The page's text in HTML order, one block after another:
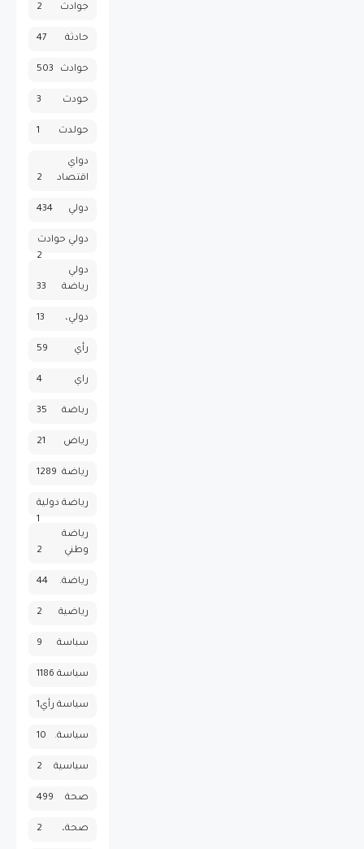
جوادث 2
حادثة 47
حوادث 503
حودث 3
حولدث 1
دواي
اقتصاد
2
دولي 434
دولي حوادث
2
دولي
رياضة
33
دولي، 13
رأي 59
راي 4
رباضة 35
رياض 21
رياضة 1289
رياضة دولية
1
رياضة
وطني
2
رياضة. 44
رياضية 2
سباسة 9
سياسة 1186
سياسة رأي1
سياسة. 10
سياسية 2
صحة 499
صحة، 2